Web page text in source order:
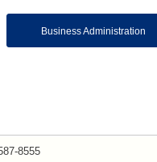
Business Administration
8555